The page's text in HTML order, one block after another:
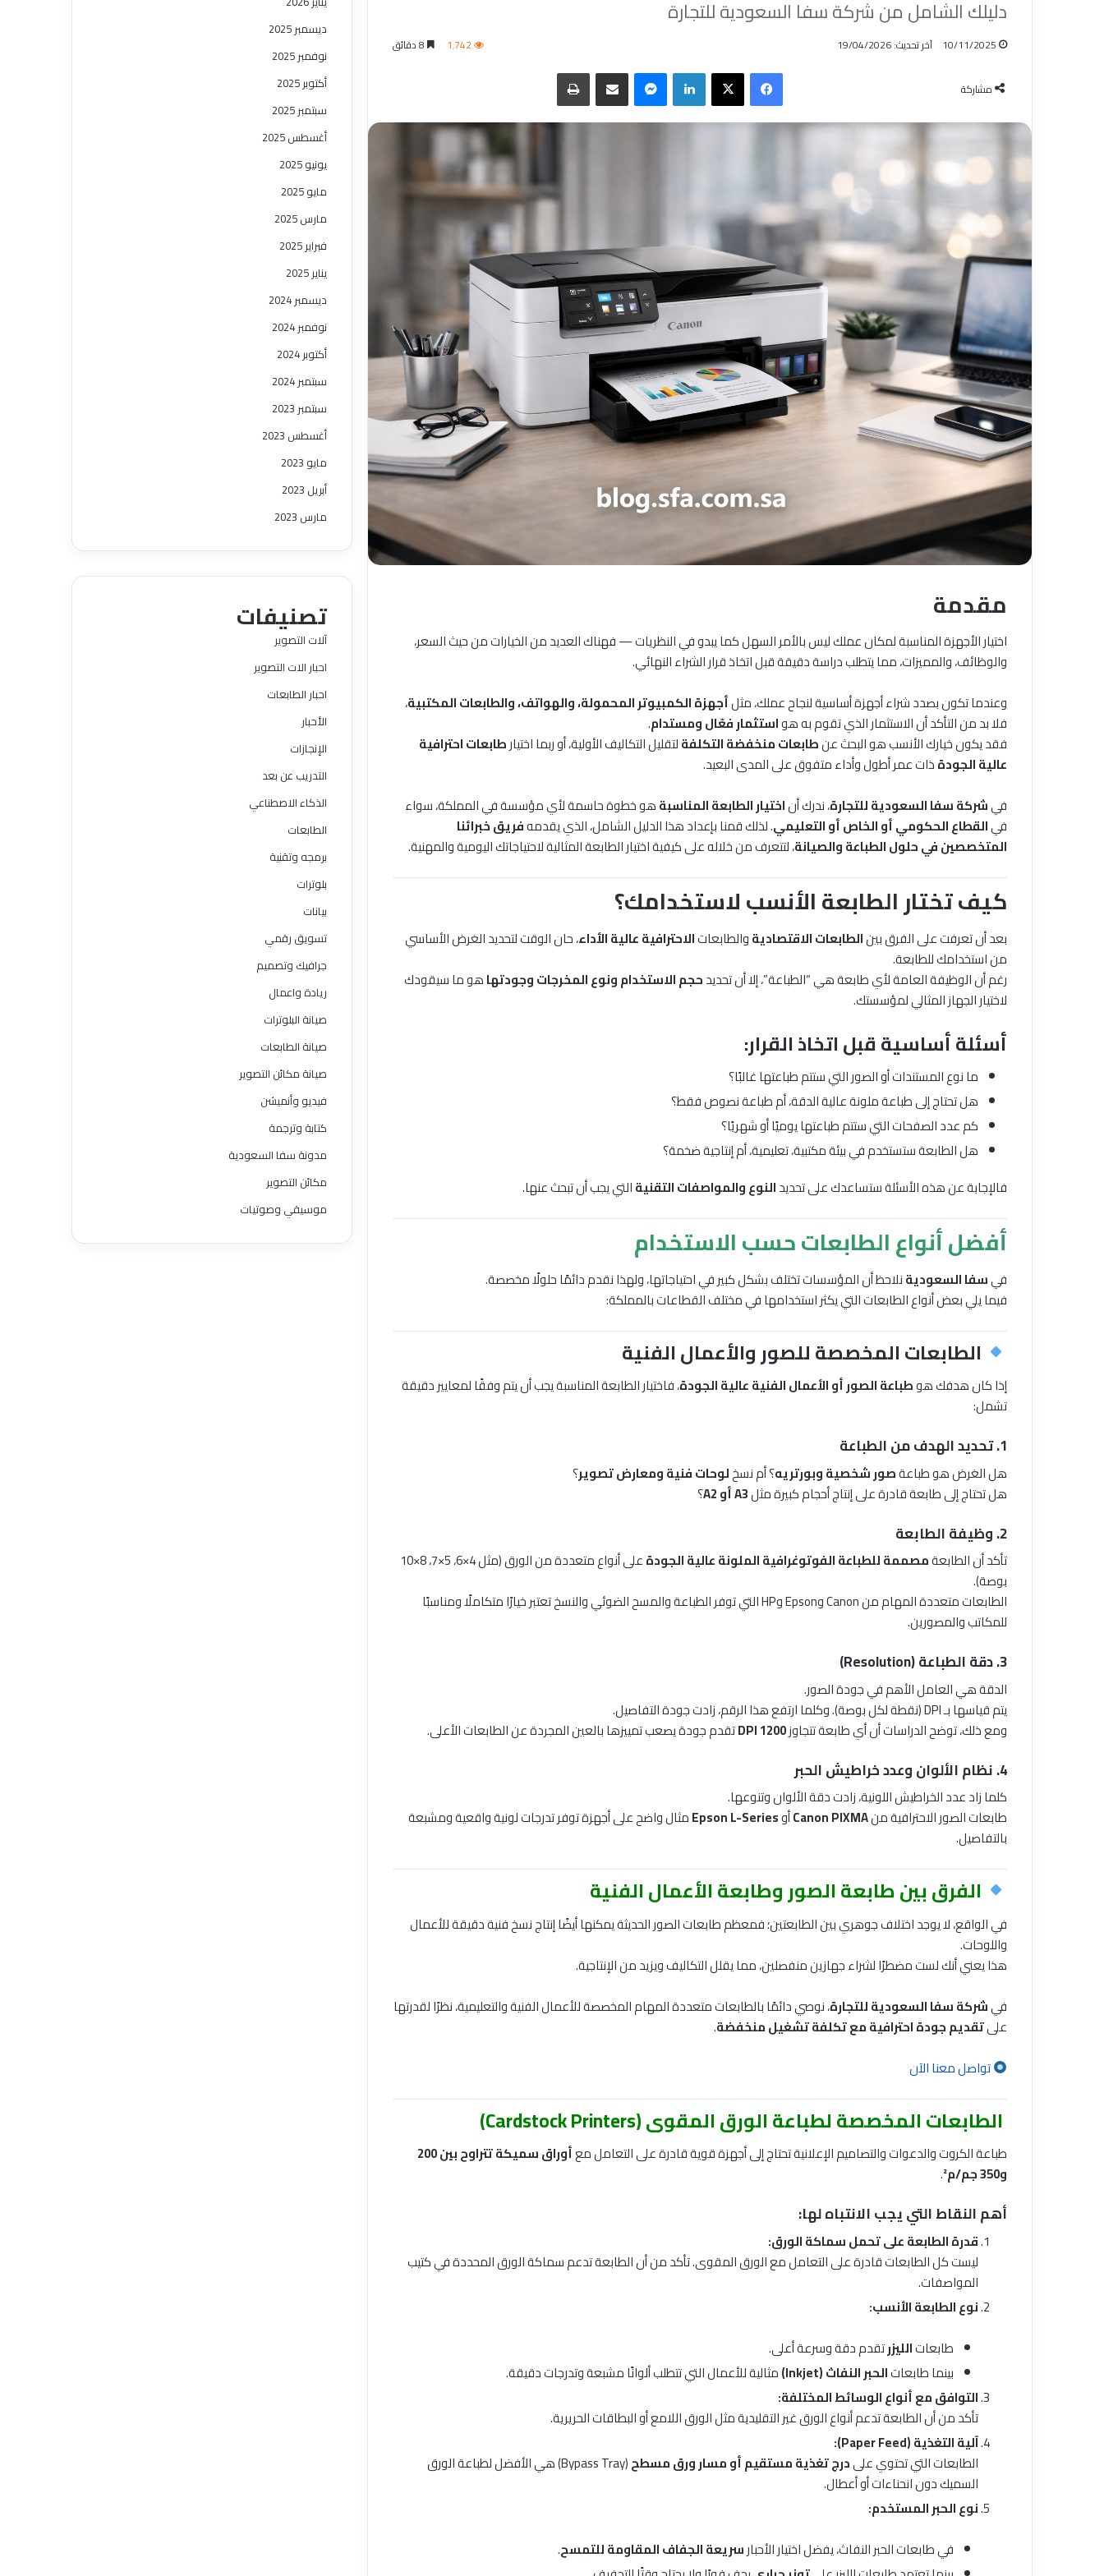
دليلك الشامل من شركة سفا السعودية للتجارة
10/11/2025 آخر تحديث: 19/04/2026 1٬742
مشاركة
فيسبوك لينكدإن
مقدمة
اختيار الأجهزة المناسبة لمكان عملك ليس بالأمر السهل كما يبدو في النظريات — فهناك العديد من الخيارات من حيث السعر،
والوظائف، والمميزات، مما يتطلب دراسة دقيقة قبل اتخاذ قرار الشراء النهائي.
وعندما تكون بصدد شراء أجهزة أساسية لنجاح عملك، مثلأجهزة الكمبيوتر المحمولة، والهواتف، والطابعات المكتبية،
فلا بد من التأكد أن الاستثمار الذي تقوم به هواستثمار فعّال ومستدام.
فقد يكون خيارك الأنسب هو البحث عنطابعات منخفضة التكلفةلتقليل التكاليف الأولية، أو ربما اختيارطابعات احترافية
عالية الجودةذات عمر أطول وأداء متفوق على المدى البعيد.
فيشركة سفا السعودية للتجارة، ندرك أناختيار الطابعة المناسبةهو خطوة حاسمة لأي مؤسسة في المملكة، سواء
فيالقطاع الحكومي أو الخاص أو التعليمي. لذلك قمنا بإعداد هذا الدليل الشامل، الذي يقدمهفريق خبرائنا
المتخصصين في حلول الطباعة والصيانة، لتتعرف من خلاله على كيفية اختيار الطابعة المثالية لاحتياجاتك اليومية والمهنية.
كيف تختار الطابعة الأنسب لاستخدامك؟
بعد أن تعرفت على الفرق بينالطابعات الاقتصاديةوالطابعاتالاحترافية عالية الأداء، حان الوقت لتحديد الغرض الأساسي
من استخدامك للطابعة.
رغم أن الوظيفة العامة لأي طابعة هي “الطباعة”، إلا أن تحديدحجم الاستخدام ونوع المخرجات وجودتهاهو ما سيقودك
لاختيار الجهاز المثالي لمؤسستك.
أسئلة أساسية قبل اتخاذ القرار:
ما نوع المستندات أو الصور التي ستتم طباعتها غالبًا؟
هل تحتاج إلى طباعة ملونة عالية الدقة، أم طباعة نصوص فقط؟
كم عدد الصفحات التي ستتم طباعتها يوميًا أو شهريًا؟
هل الطابعة ستستخدم في بيئة مكتبية، تعليمية، أم إنتاجية ضخمة؟
فالإجابة عن هذه الأسئلة ستساعدك على تحديدالنوع والمواصفات التقنيةالتي يجب أن تبحث عنها.
أفضل أنواع الطابعات حسب الاستخدام
فيسفا السعوديةنلاحظ أن المؤسسات تختلف بشكل كبير في احتياجاتها، ولهذا نقدم دائمًا حلولًا مخصصة.
فيما يلي بعض أنواع الطابعات التي يكثر استخدامها في مختلف القطاعات بالمملكة:
الطابعات المخصصة للصور والأعمال الفنية
إذا كان هدفك هوطباعة الصور أو الأعمال الفنية عالية الجودة، فاختيار الطابعة المناسبة يجب أن يتم وفقًا لمعايير دقيقة
تشمل:
1. تحديد الهدف من الطباعة
هل الغرض هو طباعةصور شخصية وبورتريه؟ أم نسخلوحات فنية ومعارض تصوير؟
هل تحتاج إلى طابعة قادرة على إنتاج أحجام كبيرة مثلA3 أو A2 ؟
2. وظيفة الطابعة
تأكد أن الطابعةمصممة للطباعة الفوتوغرافية الملونة عالية الجودة
على أنواع متعددة من الورق (مثل 4×6، 5×7، 8×10
بوصة).
الطابعات متعددة المهام من Canon وEpson وHP التي توفر الطباعة والمسح الضوئي والنسخ تعتبر خيارًا متكاملًا ومناسبًا
للمكاتب والمصورين.
3. دقة الطباعة (Resolution)
الدقة هي العامل الأهم في جودة الصور.
يتم قياسها بـ DPI (نقطة لكل بوصة). وكلما ارتفع هذا الرقم، زادت جودة التفاصيل.
ومع ذلك، توضح الدراسات أن أي طابعة تتجاوز1200 DPI تقدم جودة يصعب تمييزها بالعين المجردة عن الطابعات الأعلى.
4. نظام الألوان وعدد خراطيش الحبر
كلما زاد عدد الخراطيش اللونية، زادت دقة الألوان وتنوعها.
طابعات الصور الاحترافية منCanon PIXMAأوEpson L-Seriesمثال واضح على أجهزة توفر تدرجات لونية واقعية ومشبعة
بالتفاصيل.
الفرق بين طابعة الصور وطابعة الأعمال الفنية
في الواقع، لا يوجد اختلاف جوهري بين الطابعتين؛ فمعظم طابعات الصور الحديثة يمكنها أيضًا إنتاج نسخ فنية دقيقة للأعمال
واللوحات.
هذا يعني أنك لست مضطرًا لشراء جهازين منفصلين، مما يقلل التكاليف ويزيد من الإنتاجية.
فيشركة سفا السعودية للتجارة، نوصي دائمًا بالطابعات متعددة المهام المخصصة للأعمال الفنية والتعليمية، نظرًا لقدرتها
علىتقديم جودة احترافية مع تكلفة تشغيل منخفضة.
تواصل معنا الآن
الطابعات المخصصة لطباعة الورق المقوى (Cardstock Printers)
طباعة الكروت والدعوات والتصاميم الإعلانية تحتاج إلى أجهزة قوية قادرة على التعامل مع
أوراق سميكة تتراوح بين 200
و350 جم/م²
.
أهم النقاط التي يجب الانتباه لها:
قدرة الطابعة على تحمل سماكة الورق:
ليست كل الطابعات قادرة على التعامل مع الورق المقوى. تأكد من أن الطابعة تدعم سماكة الورق المحددة في كتيب
المواصفات.
نوع الطابعة الأنسب:
طابعاتالليزرتقدم دقة وسرعة أعلى.
بينما طابعاتالحبر النفاث (Inkjet)
مثالية للأعمال التي تتطلب ألوانًا مشبعة وتدرجات دقيقة.
التوافق مع أنواع الوسائط المختلفة:
تأكد من أن الطابعة تدعم أنواع الورق غير التقليدية مثل الورق اللامع أو البطاقات الحريرية.
آلية التغذية (Paper Feed):
الطابعات التي تحتوي علىدرج تغذية مستقيم أو مسار ورق مسطح
(Bypass Tray) هي الأفضل لطباعة الورق
السميك دون انحناءات أو أعطال.
نوع الحبر المستخدم:
في طابعات الحبر النفاث، يفضل اختيار الأحبارسريعة الجفاف المقاومة للتمسح.
ديسمبر 2025
نوفمبر 2025
أكتوبر 2025
سبتمبر 2025
أغسطس 2025
يونيو 2025
مايو 2025
مارس 2025
فبراير 2025
يناير 2025
ديسمبر 2024
نوفمبر 2024
أكتوبر 2024
سبتمبر 2024
سبتمبر 2023
أغسطس 2023
مايو 2023
أبريل 2023
مارس 2023
تصنيفات
آلات التصوير
احبار الات التصوير
احبار الطابعات
الأحبار
الإنجازات
التدريب عن بعد
الذكاء الاصطناعي
الطابعات
برمجه وتقنية
بلوترات
بيانات
تسويق رقمي
جرافيك وتصميم
ريادة واعمال
صيانة البلوترات
صيانة الطابعات
صيانة مكائن التصوير
فيديو وأنميشن
كتابة وترجمة
مدونة سفا السعودية
مكائن التصوير
موسيقي وصوتيات